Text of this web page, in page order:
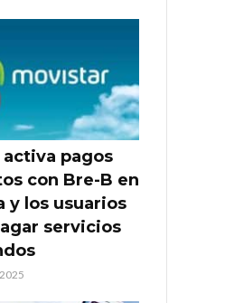
pagos
con Bre-B en
y los usuarios
servicios